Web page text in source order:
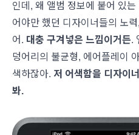
인데, 왜 앨범 정보에 붙어 있
어야만 했던 디자이너들의 노
어. 대충 구겨넣은 느낌이거든.
덩어리의 불균형, 에어플레이
색하잖아. 저 어색함을 디자이
봐.